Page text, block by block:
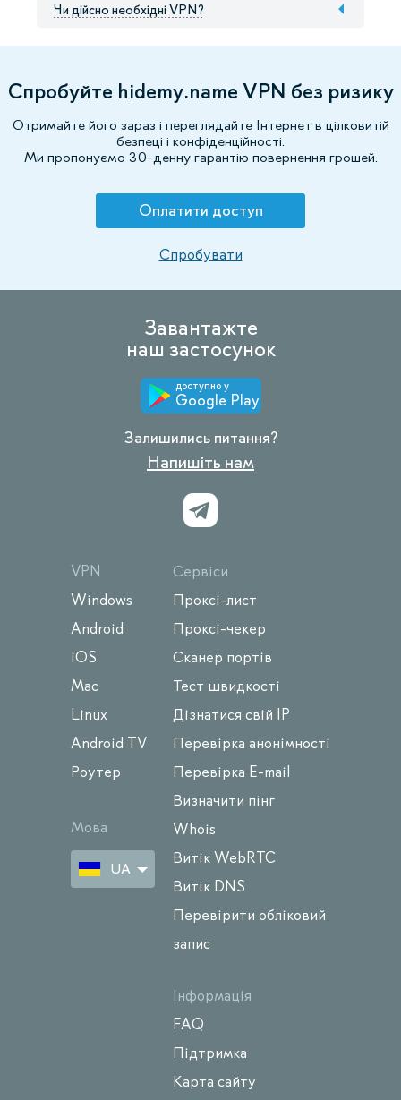
Чи дійсно необхідні VPN?
Спробуйте hidemy.name VPN без ризику
Отримайте його зараз і переглядайте Інтернет в цілковитій
безпеці і конфіденційності.
Ми пропонуємо 30-денну гарантію повернення грошей.
Оплатити доступ
Спробувати
Завантажте
наш застосунок
доступно у
Google Play
Залишились питання?
Напишіть нам
VPN
Windows
Android
iOS
Mac
Linux
Android TV
Роутер
Мова
UA
Сервіси
Проксі-лист
Проксі-чекер
Сканер портів
Тест швидкості
Дізнатися свій IP
Перевірка анонімності
Перевірка E-mail
Визначити пінг
Whois
Витік WebRTC
Витік DNS
Перевірити обліковий
запис
Інформація
FAQ
Підтримка
Карта сайту